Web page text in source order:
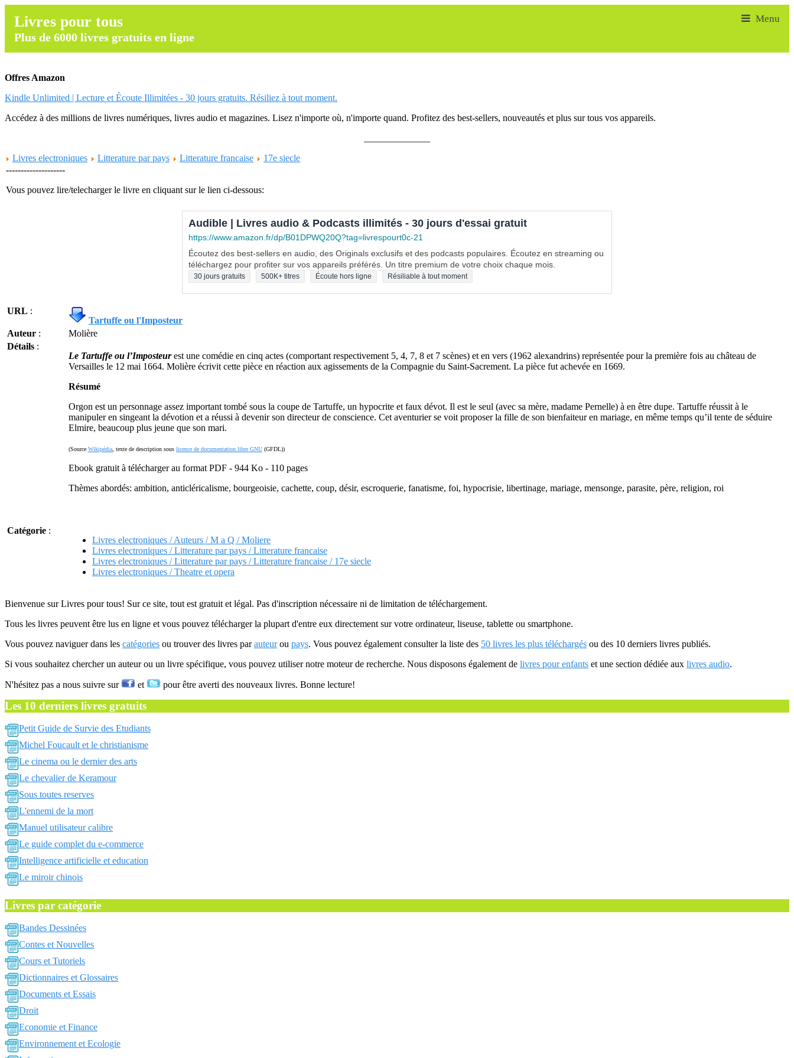
Livres pour tous
Plus de 6000 livres gratuits en ligne
Offres Amazon
Kindle Unlimited | Lecture et Écoute Illimitées - 30 jours gratuits. Résiliez à tout moment.
Accédez à des millions de livres numériques, livres audio et magazines. Lisez n'importe où, n'importe quand. Profitez des best-sellers, nouveautés et plus sur tous vos appareils.
Livres electroniques
Litterature par pays Litterature francaise
17e siecle
--------------------
Vous pouvez lire/telecharger le livre en cliquant sur le lien ci-dessous:
Audible | Livres audio & Podcasts illimités - 30 jours d'essai gratuit
https://www.amazon.fr/dp/B01DPWQ20Q?tag=livrespourt0c-21
Écoutez des best-sellers en audio, des Originals exclusifs et des podcasts populaires. Écoutez en streaming ou
téléchargez pour profiter sur vos appareils préférés. Un titre premium de votre choix chaque mois.
30 jours gratuits 500K+ titres Écoute hors ligne Résiliable à tout moment
URL :
Tartuffe ou l'Imposteur
Auteur :
Molière
Détails :
Le Tartuffe ou l’Imposteurest une comédie en cinq actes (comportant respectivement 5, 4, 7, 8 et 7 scènes) et en vers (1962 alexandrins) représentée pour la première fois au château de
Versailles le 12 mai 1664. Molière écrivit cette pièce en réaction aux agissements de la Compagnie du Saint-Sacrement. La pièce fut achevée en 1669.
Résumé
Orgon est un personnage assez important tombé sous la coupe de Tartuffe, un hypocrite et faux dévot. Il est le seul (avec sa mère, madame Pernelle) à en être dupe. Tartuffe réussit à le
manipuler en singeant la dévotion et a réussi à devenir son directeur de conscience. Cet aventurier se voit proposer la fille de son bienfaiteur en mariage, en même temps qu’il tente de séduire
Elmire, beaucoup plus jeune que son mari.
(Source Wikipédia , texte de description sous licence de documentation libre GNU (GFDL))
Ebook gratuit à télécharger au format PDF - 944 Ko - 110 pages
Thèmes abordés: ambition, anticléricalisme, bourgeoisie, cachette, coup, désir, escroquerie, fanatisme, foi, hypocrisie, libertinage, mariage, mensonge, parasite, père, religion, roi
Catégorie :
Livres electroniques / Auteurs / M a Q / Moliere
Livres electroniques / Litterature par pays / Litterature francaise
Livres electroniques / Litterature par pays / Litterature francaise / 17e siecle
Livres electroniques / Theatre et opera
Bienvenue sur Livres pour tous! Sur ce site, tout est gratuit et légal. Pas d'inscription nécessaire ni de limitation de téléchargement.
Tous les livres peuvent être lus en ligne et vous pouvez télécharger la plupart d'entre eux directement sur votre ordinateur, liseuse, tablette ou smartphone.
Vous pouvez naviguer dans les catégories ou trouver des livres parauteurou pays. Vous pouvez également consulter la liste des 50 livres les plus téléchargés ou des 10 derniers livres publiés.
Si vous souhaitez chercher un auteur ou un livre spécifique, vous pouvez utiliser notre moteur de recherche. Nous disposons également de livres pour enfants et une section dédiée aux livres audio.
N'hésitez pas a nous suivre sur et pour être averti des nouveaux livres. Bonne lecture!
Les 10 derniers livres gratuits
Petit Guide de Survie des Etudiants
Michel Foucault et le christianisme
Le cinema ou le dernier des arts
Le chevalier de Keramour
Sous toutes reserves
L'ennemi de la mort
Manuel utilisateur calibre
Le guide complet du e-commerce
Intelligence artificielle et education
Le miroir chinois
Livres par catégorie
Bandes Dessinées
Contes et Nouvelles
Cours et Tutoriels
Dictionnaires et Glossaires
Documents et Essais
Droit
Economie et Finance
Environnement et Ecologie